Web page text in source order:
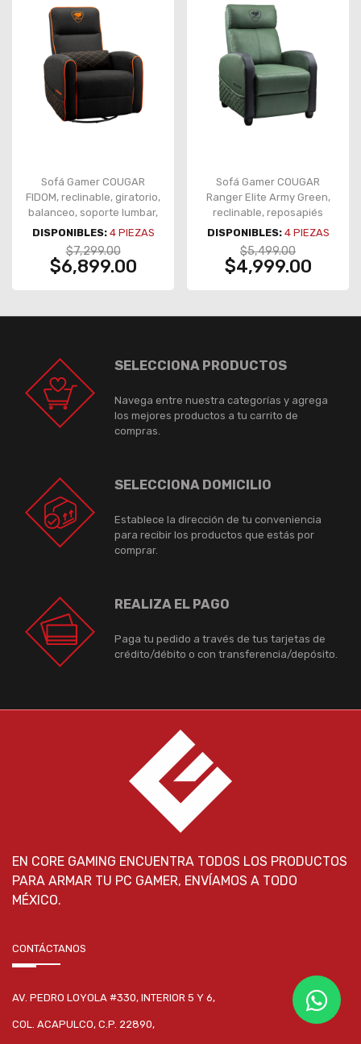
Sofá Gamer COUGAR
FIDOM, reclinable, giratorio,
balanceo, soporte lumbar,
negro/naranja – CGR-FDF-
DISPONIBLES: 4PIEZAS
$7,299.00
$6,899.00
Sofá Gamer COUGAR
Ranger Elite Army Green,
reclinable, reposapiés
plegable, bolsillo lateral,
soporta 135 kg – CGR-RAE-
GEB
DISPONIBLES: 4PIEZAS
$5,499.00
$4,999.00
SELECCIONA PRODUCTOS
Navega entre nuestra categorías y agrega
los mejores productos a tu carrito de
compras.
SELECCIONA DOMICILIO
Establece la dirección de tu conveniencia
para recibir los productos que estás por
comprar.
REALIZA EL PAGO
Paga tu pedido a través de tus tarjetas de
crédito/débito o con transferencia/depósito.
EN CORE GAMING ENCUENTRA TODOS LOS PRODUCTOS
PARA ARMAR TU PC GAMER, ENVÍAMOS A TODO
MÉXICO.
CONTÁCTANOS
AV. PEDRO LOYOLA #330, INTERIOR 5 Y 6,
COL. ACAPULCO, C.P. 22890,